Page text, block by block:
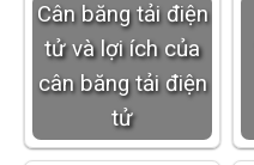
Cân băng tải điện
tử và lợi ích của
cân băng tải điện
tử